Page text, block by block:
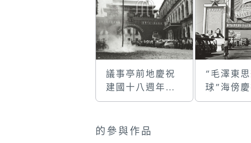
議事亭前地慶祝
建國十八週年的
天安門牌樓
“毛澤東
球”海傍
十八週年
的參與作品